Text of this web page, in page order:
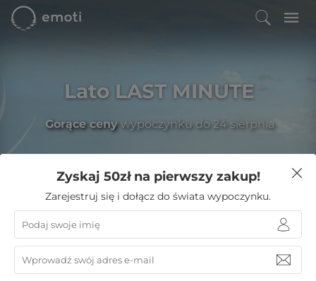
Lato LAST MINUTE
Gorące cenywypoczynku do 24 sierpnia
Szukaj najciekawszych ofert
Emoti
Prezenty Świąteczne
Zyskaj 50zł na pierwszy zakup!
Zarejestruj się i dołącz do świata wypoczynku.